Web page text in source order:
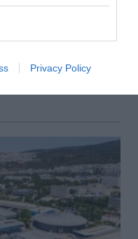
Privacy Policy
της Σαμοθράκης
στήριξη των
καλοκαιριού του 2023